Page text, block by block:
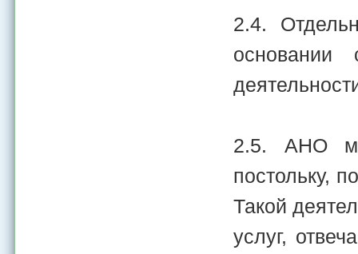
2.4.
основании
2.5. АНО
постольку,
Такой
услуг,